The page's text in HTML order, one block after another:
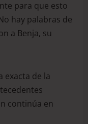
para que esto
hay palabras de
a Benja, su
exacta de la
continúa en